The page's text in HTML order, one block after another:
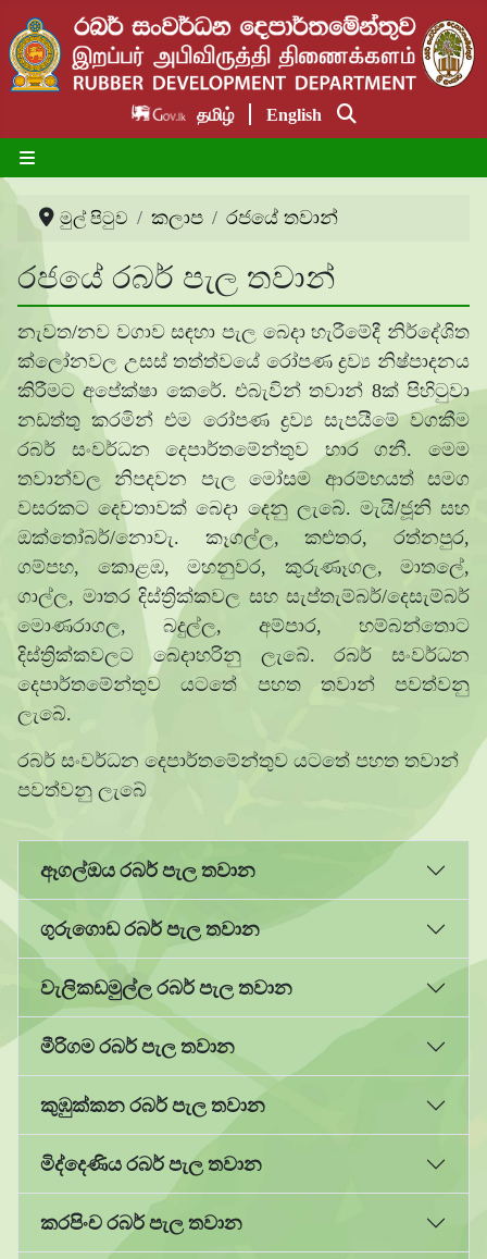
தமிழ் English
මුල් පිටුව කලාප රජයේ තවාන්
රජයේ රබර් පැල තවාන්
නැවත/නව වගාව සඳහා පැල බෙදා හැරීමේදී නිර්දේශිත
ක්ලෝනවල උසස් තත්ත්වයේ රෝපණ ද්‍රව්‍ය නිෂ්පාදනය
කිරීමට අපේක්ෂා කෙරේ. එබැවින් තවාන් 8ක් පිහිටුවා
නඩත්තු කරමින් එම රෝපණ ද්‍රව්‍ය සැපයීමේ වගකීම
රබර් සංවර්ධන දෙපාර්තමේන්තුව භාර ගනී. මෙම
තවාන්වල නිපදවන පැල මෝසම ආරම්භයත් සමග
වසරකට දෙවතාවක් බෙදා දෙනු ලැබේ. මැයි/ජූනි සහ
ඔක්තෝබර්/නොවැ. කෑගල්ල, කළුතර, රත්නපුර,
ගම්පහ, කොළඹ, මහනුවර, කුරුණෑගල, මාතලේ,
ගාල්ල, මාතර දිස්ත්‍රික්කවල සහ සැප්තැම්බර්/දෙසැම්බර්
මොණරාගල, බදුල්ල, අම්පාර, හම්බන්තොට
දිස්ත්‍රික්කවලට බෙදාහරිනු ලැබේ. රබර් සංවර්ධන
දෙපාර්තමේන්තුව යටතේ පහත තවාන් පවත්වනු
ලැබේ.
රබර් සංවර්ධන දෙපාර්තමේන්තුව යටතේ පහත තවාන්
පවත්වනු ලැබේ
ඈගල්ඔය රබර් පැල තවාන
ගුරුගොඩ රබර් පැල තවාන
වැලිකඩමුල්ල රබර් පැල තවාන
මීරිගම රබර් පැල තවාන
කුඹුක්කන රබර් පැල තවාන
මිද්දෙණිය රබර් පැල තවාන
කරපිංච රබර් පැල තවාන